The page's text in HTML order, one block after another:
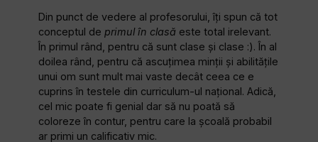
Din punct de vedere al profesorului, îți spun că tot
conceptul de primul în clasă este total irelevant.
În primul rând, pentru că sunt clase și clase :). În al
doilea rând, pentru că ascuțimea minții și abilitățile
unui om sunt mult mai vaste decât ceea ce e
cuprins în testele din curriculum-ul național. Adică,
cel mic poate fi genial dar să nu poată să
coloreze în contur, pentru care la școală probabil
ar primi un calificativ mic.